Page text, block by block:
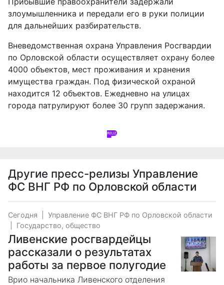
злоумышленника и передали его в руки полиции
для дальнейших разбирательств.
Вневедомственная охрана Управления Росгвардии
по Орловской области осуществляет охрану более
4000 объектов, мест проживания и хранения
имущества граждан. Под физической охраной
находится 12 объектов. Ежедневно на улицах
города патрулируют более 30 групп задержания.
Другие пресс-релизы Управление
ФС ВНГ РФ по Орловской области
Сегодня
Управление ФС ВНГ РФ по Орловской области
Государство, общество
Ливенские росгвардейцы
рассказали о результатах
работы за первое полугодие
Врио начальника Ливенского отделения